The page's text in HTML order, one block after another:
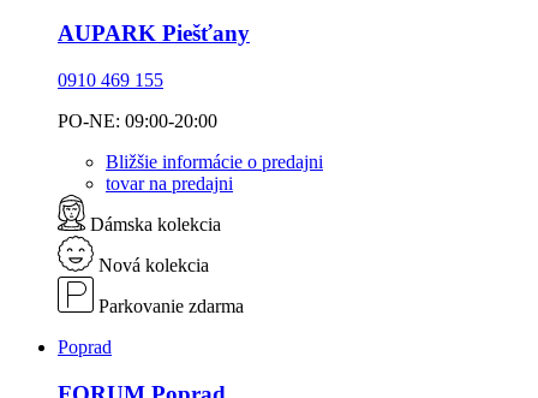
AUPARK Piešťany
0910 469 155
PO-NE: 09:00-20:00
Bližšie informácie o predajni
tovar na predajni
Dámska kolekcia
Nová kolekcia
Parkovanie zdarma
Poprad